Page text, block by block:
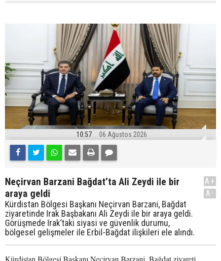
10:57 06 Ağustos 2026
Neçirvan Barzani Bağdat’ta Ali Zeydi ile bir
araya geldi
Kürdistan Bölgesi Başkanı Neçirvan Barzani, Bağdat
ziyaretinde Irak Başbakanı Ali Zeydi ile bir araya geldi.
Görüşmede Irak’taki siyasi ve güvenlik durumu,
bölgesel gelişmeler ile Erbil-Bağdat ilişkileri ele alındı.
A+
A-
Kürdistan Bölgesi Başkanı Neçirvan Barzani, Bağdat ziyareti